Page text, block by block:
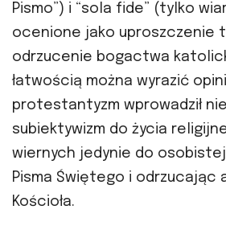
Pismo”) i “sola fide” (tylko
ocenione jako uproszczenie
odrzucenie bogactwa
łatwością można wyrazić
protestantyzm wprowadził
subiektywizm do życia
wiernych jedynie do
Pisma Świętego i
Kościoła.